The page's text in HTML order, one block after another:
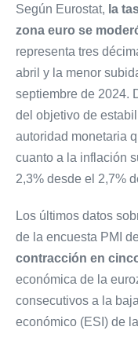
Según Eurostat, la
zona euro se
representa tres
abril y la menor
septiembre de 2024.
del objetivo de
autoridad monetaria
cuanto a la inflación
2,3% desde el 2,7%
Los últimos datos
de la encuesta PMI
contracción en
económica de la
consecutivos a la
económico (ESI) de